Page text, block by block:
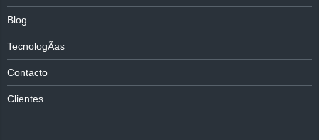
Blog
TecnologÃ­as
Contacto
Clientes